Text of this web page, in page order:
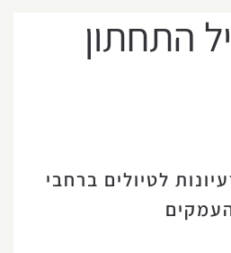
התחתון
לטיולים ברחבי